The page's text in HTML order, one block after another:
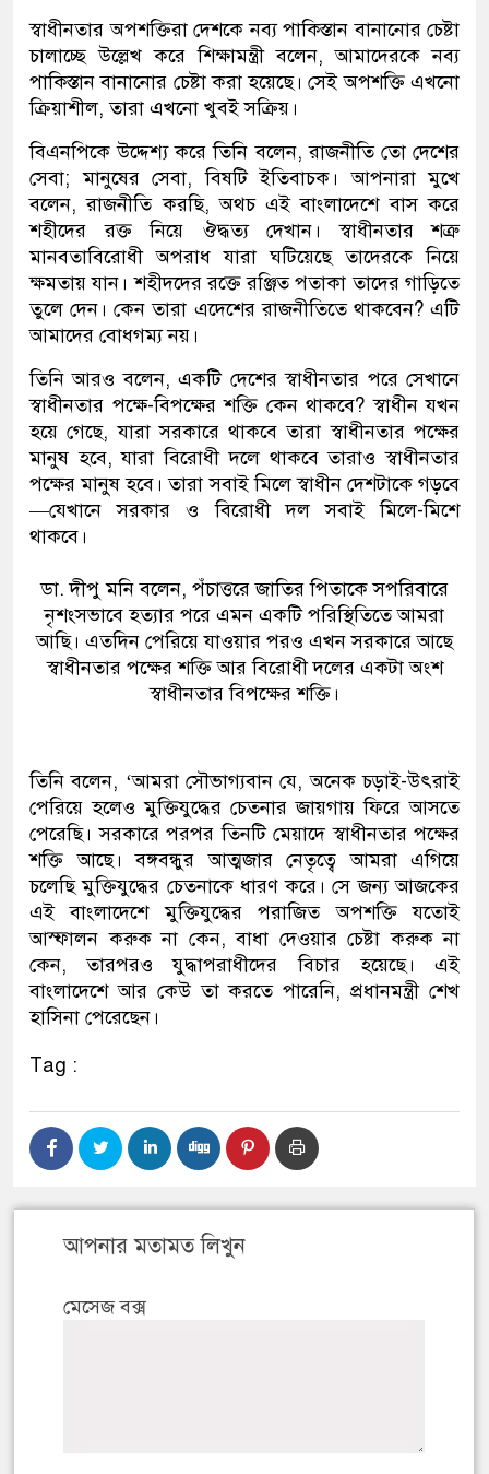
স্বাধীনতার অপশক্তিরা দেশকে নব্য পাকিস্তান বানানোর চেষ্টা
চালাচ্ছে উল্লেখ করে শিক্ষামন্ত্রী বলেন, আমাদেরকে নব্য
পাকিস্তান বানানোর চেষ্টা করা হয়েছে। সেই অপশক্তি এখনো
ক্রিয়াশীল, তারা এখনো খুবই সক্রিয়।
বিএনপিকে উদ্দেশ্য করে তিনি বলেন, রাজনীতি তো দেশের
সেবা; মানুষের সেবা, বিষটি ইতিবাচক। আপনারা মুখে
বলেন, রাজনীতি করছি, অথচ এই বাংলাদেশে বাস করে
শহীদের রক্ত নিয়ে ঔদ্ধত্য দেখান। স্বাধীনতার শত্রু
মানবতাবিরোধী অপরাধ যারা ঘটিয়েছে তাদেরকে নিয়ে
ক্ষমতায় যান। শহীদদের রক্তে রঞ্জিত পতাকা তাদের গাড়িতে
তুলে দেন। কেন তারা এদেশের রাজনীতিতে থাকবেন? এটি
আমাদের বোধগম্য নয়।
তিনি আরও বলেন, একটি দেশের স্বাধীনতার পরে সেখানে
স্বাধীনতার পক্ষে-বিপক্ষের শক্তি কেন থাকবে? স্বাধীন যখন
হয়ে গেছে, যারা সরকারে থাকবে তারা স্বাধীনতার পক্ষের
মানুষ হবে, যারা বিরোধী দলে থাকবে তারাও স্বাধীনতার
পক্ষের মানুষ হবে। তারা সবাই মিলে স্বাধীন দেশটাকে গড়বে
—যেখানে সরকার ও বিরোধী দল সবাই মিলে-মিশে
থাকবে।
ডা. দীপু মনি বলেন, পঁচাত্তরে জাতির পিতাকে সপরিবারে
নৃশংসভাবে হত্যার পরে এমন একটি পরিস্থিতিতে আমরা
আছি। এতদিন পেরিয়ে যাওয়ার পরও এখন সরকারে আছে
স্বাধীনতার পক্ষের শক্তি আর বিরোধী দলের একটা অংশ
স্বাধীনতার বিপক্ষের শক্তি।
তিনি বলেন, ‘আমরা সৌভাগ্যবান যে, অনেক চড়াই-উৎরাই
পেরিয়ে হলেও মুক্তিযুদ্ধের চেতনার জায়গায় ফিরে আসতে
পেরেছি। সরকারে পরপর তিনটি মেয়াদে স্বাধীনতার পক্ষের
শক্তি আছে। বঙ্গবন্ধুর আত্মজার নেতৃত্বে আমরা এগিয়ে
চলেছি মুক্তিযুদ্ধের চেতনাকে ধারণ করে। সে জন্য আজকের
এই বাংলাদেশে মুক্তিযুদ্ধের পরাজিত অপশক্তি যতোই
আস্ফালন করুক না কেন, বাধা দেওয়ার চেষ্টা করুক না
কেন, তারপরও যুদ্ধাপরাধীদের বিচার হয়েছে। এই
বাংলাদেশে আর কেউ তা করতে পারেনি, প্রধানমন্ত্রী শেখ
হাসিনা পেরেছেন।
Tag :
আপনার মতামত লিখুন
মেসেজ বক্স